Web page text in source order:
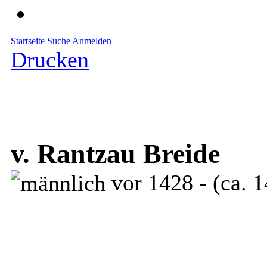
Startseite Suche Anmelden
Drucken
v. Rantzau Breide
vor 1428 - (ca.